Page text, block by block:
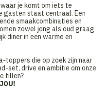
je komt om iets te
gasten staat centraal. Een
smaakcombinaties en
zowel jong als oud graag
diner in een warme en
toppers die op zoek zijn naar
set, drive en ambitie om onze
tillen?